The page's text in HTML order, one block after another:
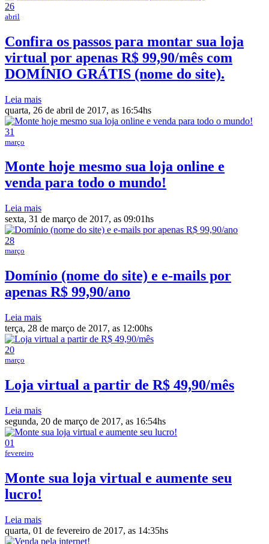
26
abril
Confira os passos para montar sua loja
virtual por apenas R$ 99,90/mês com
DOMÍNIO GRÁTIS (nome do site).
Leia mais
quarta, 26 de abril de 2017, as 16:54hs
31
março
Monte hoje mesmo sua loja online e
venda para todo o mundo!
Leia mais
sexta, 31 de março de 2017, as 09:01hs
28
março
Domínio (nome do site) e e-mails por
apenas R$ 99,90/ano
Leia mais
terça, 28 de março de 2017, as 12:00hs
20
março
Loja virtual a partir de R$ 49,90/mês
Leia mais
segunda, 20 de março de 2017, as 16:54hs
01
fevereiro
Monte sua loja virtual e aumente seu
lucro!
Leia mais
quarta, 01 de fevereiro de 2017, as 14:35hs